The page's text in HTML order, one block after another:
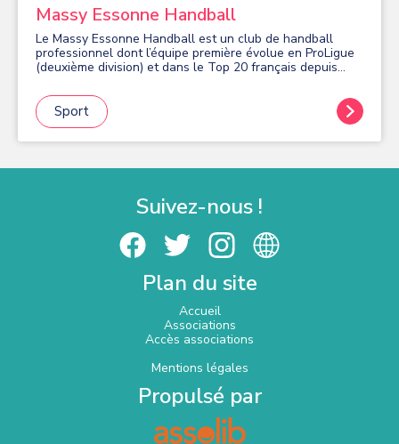
Massy Essonne Handball
Le Massy Essonne Handball est un club de handball
professionnel dont l’équipe première évolue en ProLigue
(deuxième division) et dans le Top 20 français depuis
phare à Massy, avec 18 collectifs, des seniors au baby-
hand.Sport
Suivez-nous !
Plan du site
Accueil
Associations
Accès associations
Mentions légales
Propulsé par